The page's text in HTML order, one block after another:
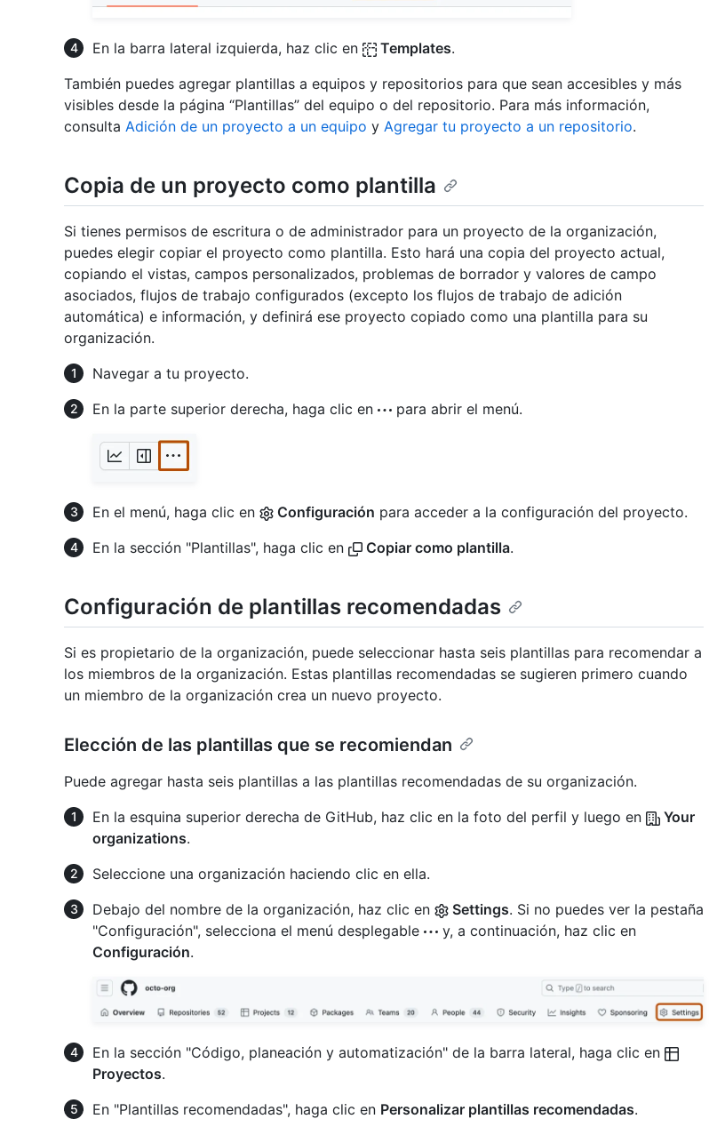
En la barra lateral izquierda, haz clic en Templates.
También puedes agregar plantillas a equipos y repositorios para que sean accesibles y más
visibles desde la página “Plantillas” del equipo o del repositorio. Para más información,
consulta Adición de un proyecto a un equipo y Agregar tu proyecto a un repositorio.
Copia de un proyecto como plantilla
Si tienes permisos de escritura o de administrador para un proyecto de la organización,
puedes elegir copiar el proyecto como plantilla. Esto hará una copia del proyecto actual,
copiando el vistas, campos personalizados, problemas de borrador y valores de campo
asociados, flujos de trabajo configurados (excepto los flujos de trabajo de adición
automática) e información, y definirá ese proyecto copiado como una plantilla para su
organización.
Navegar a tu proyecto.
En la parte superior derecha, haga clic en
para abrir el menú.
En el menú, haga clic en Configuración para acceder a la configuración del proyecto.
En la sección "Plantillas", haga clic en
Copiar como plantilla.
Configuración de plantillas recomendadas
Si es propietario de la organización, puede seleccionar hasta seis plantillas para recomendar a
los miembros de la organización. Estas plantillas recomendadas se sugieren primero cuando
un miembro de la organización crea un nuevo proyecto.
Elección de las plantillas que se recomiendan
Puede agregar hasta seis plantillas a las plantillas recomendadas de su organización.
En la esquina superior derecha de GitHub, haz clic en la foto del perfil y luego en
Your
organizations.
Seleccione una organización haciendo clic en ella.
Debajo del nombre de la organización, haz clic en
Settings. Si no puedes ver la pestaña
"Configuración", selecciona el menú desplegable
y, a continuación, haz clic en
Configuración.
En la sección "Código, planeación y automatización" de la barra lateral, haga clic en
Proyectos.
En "Plantillas recomendadas", haga clic en Personalizar plantillas recomendadas.